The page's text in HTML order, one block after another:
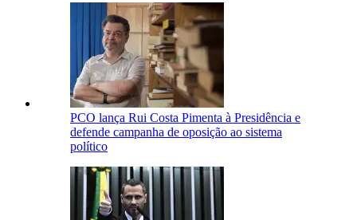
PCO lança Rui Costa Pimenta à Presidência e
defende campanha de oposição ao sistema
político